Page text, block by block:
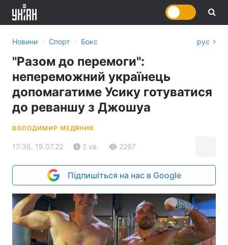
Новини › Спорт › Бокс рус
"Разом до перемоги":
непереможний українець
допомагатиме Усику готуватися
до реваншу з Джошуа
ВОЛОДИМИР МЕДЯНИК
17:36, 19.07.22 2 хв. 2267
Підпишіться на нас в Google